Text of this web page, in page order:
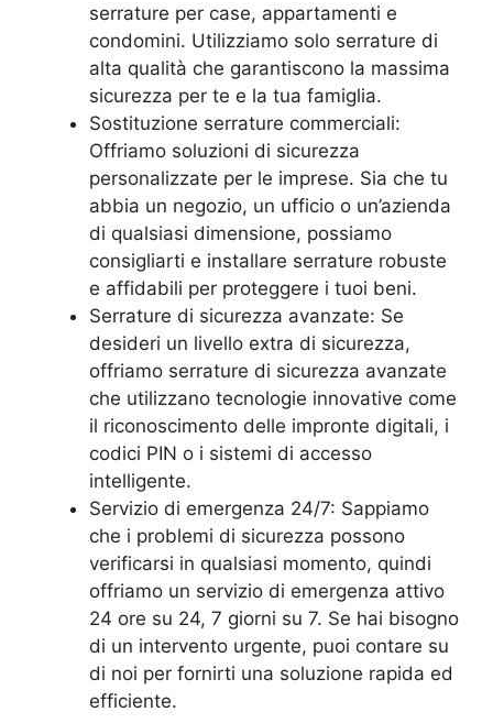
serrature per case, appartamenti e
condomini. Utilizziamo solo serrature di
alta qualità che garantiscono la massima
sicurezza per te e la tua famiglia.
Sostituzione serrature commerciali:
Offriamo soluzioni di sicurezza
personalizzate per le imprese. Sia che tu
abbia un negozio, un ufficio o un’azienda
di qualsiasi dimensione, possiamo
consigliarti e installare serrature robuste
e affidabili per proteggere i tuoi beni.
Serrature di sicurezza avanzate: Se
desideri un livello extra di sicurezza,
offriamo serrature di sicurezza avanzate
che utilizzano tecnologie innovative come
il riconoscimento delle impronte digitali, i
codici PIN o i sistemi di accesso
intelligente.
Servizio di emergenza 24/7: Sappiamo
che i problemi di sicurezza possono
verificarsi in qualsiasi momento, quindi
offriamo un servizio di emergenza attivo
24 ore su 24, 7 giorni su 7. Se hai bisogno
di un intervento urgente, puoi contare su
di noi per fornirti una soluzione rapida ed
efficiente.